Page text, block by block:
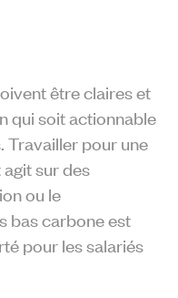
être claires et
qui soit actionnable
Travailler pour une
sur des
ou le
bas carbone est
pour les salariés